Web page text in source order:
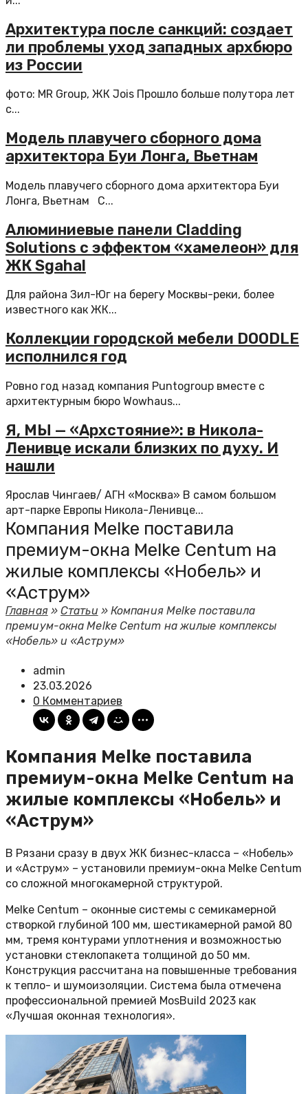
Архитектура после санкций: создает
ли проблемы уход западных архбюро
из России
фото: MR Group, ЖК Jois Прошло больше полутора лет
с...
Модель плавучего сборного дома
архитектора Буи Лонга, Вьетнам
Модель плавучего сборного дома архитектора Буи
Лонга, Вьетнам С...
Алюминиевые панели Cladding
Solutions с эффектом «хамелеон» для
ЖК Sgahal
Для района Зил-Юг на берегу Москвы-реки, более
известного как ЖК...
Коллекции городской мебели DOODLE
исполнился год
Ровно год назад компания Puntogroup вместе с
архитектурным бюро Wowhaus...
Я, МЫ — «Архстояние»: в Никола-
Ленивце искали близких по духу. И
нашли
Ярослав Чингаев/ АГН «Москва» В самом большом
арт-парке Европы Никола-Ленивце...
Компания Melke поставила
премиум-окна Melke Centum на
жилые комплексы «Нобель» и
«Аструм»
Главная»Статьи » Компания Melke поставила
премиум-окна Melke Centum на жилые комплексы
«Нобель» и «Аструм»
admin
23.03.2026
0 Комментариев
Компания Melke поставила
премиум-окна Melke Centum на
жилые комплексы «Нобель» и
«Аструм»
В Рязани сразу в двух ЖК бизнес-класса – «Нобель»
и «Аструм» – установили премиум-окна Melke Centum
со сложной многокамерной структурой.
Melke Centum – оконные системы с семикамерной
створкой глубиной 100 мм, шестикамерной рамой 80
мм, тремя контурами уплотнения и возможностью
установки стеклопакета толщиной до 50 мм.
Конструкция рассчитана на повышенные требования
к тепло- и шумоизоляции. Система была отмечена
профессиональной премией MosBuild 2023 как
«Лучшая оконная технология».